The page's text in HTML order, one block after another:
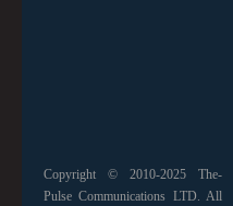
Copyright © 2010-2025 The-
Pulse Communications LTD. All